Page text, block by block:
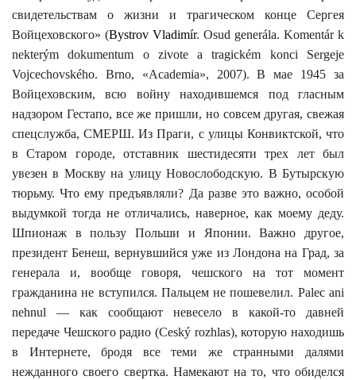
свидетельствам о жизни и трагическом конце Сергея
Войцеховского» (Bystrov Vladimír. Osud generála. Komentár k
nekterým dokumentum o zivote a tragickém konci Sergeje
Vojcechovského. Brno, «Academia», 2007). В мае 1945 за
Войцеховским, всю войну находившемся под гласным
надзором Гестапо, все же пришли, но совсем другая, свежая
спецслужба, СМЕРШ. Из Праги, с улицы Конвиктской, что
в Старом городе, отставник шестидесяти трех лет был
увезен в Москву на улицу Новослободскую. В Бутырскую
тюрьму. Что ему предъявляли? Да разве это важно, особой
выдумкой тогда не отличались, наверное, как моему деду.
Шпионаж в пользу Польши и Японии. Важно другое,
президент Бенеш, вернувшийся уже из Лондона на Град, за
генерала и, вообще говоря, чешского на тот момент
гражданина не вступился. Пальцем не пошевелил. Palec ani
nehnul — как сообщают невесело в какой-то давней
передаче Чешского радио (Ceský rozhlas), которую находишь
в Интернете, бродя все теми же странными далями
нежданного своего свертка. Намекают на то, что обиделся